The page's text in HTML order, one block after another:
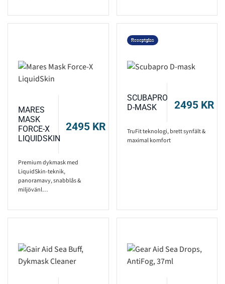
MARES
MASK
FORCE-X
LIQUIDSKIN
2495 KR
Premium dykmask med
LiquidSkin-teknik,
panoramavy, snabblås &
miljövänl…
Receptglas
SCUBAPRO
D-MASK
2495 KR
TruFit teknologi, brett synfält &
maximal komfort